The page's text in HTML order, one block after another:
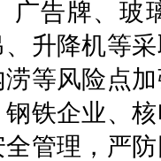
广告牌、玻
升降机等
等风险点
铁企业、
管理，严